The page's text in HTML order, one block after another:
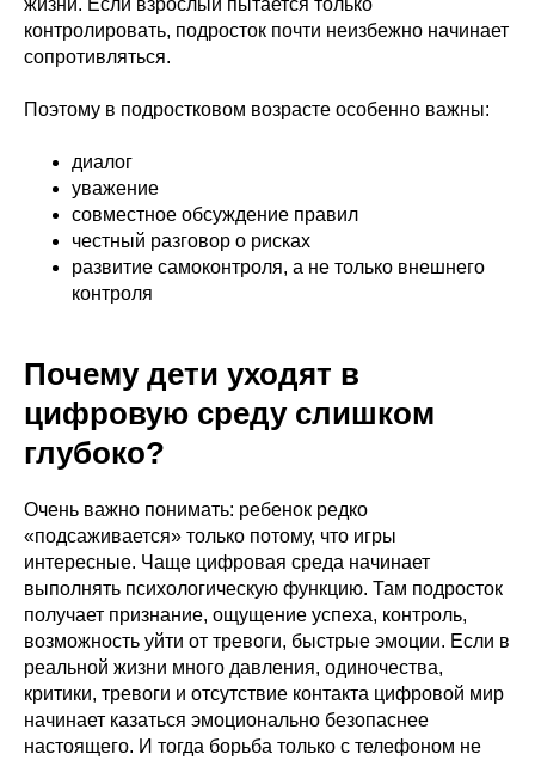
контролировать, подросток почти неизбежно начинает
сопротивляться.
Поэтому в подростковом возрасте особенно важны:
диалог
уважение
совместное обсуждение правил
честный разговор о рисках
развитие самоконтроля, а не только внешнего
контроля
Почему дети уходят в
цифровую среду слишком
глубоко?
Очень важно понимать: ребенок редко
«подсаживается» только потому, что игры
интересные. Чаще цифровая среда начинает
выполнять психологическую функцию. Там подросток
получает признание, ощущение успеха, контроль,
возможность уйти от тревоги, быстрые эмоции. Если в
реальной жизни много давления, одиночества,
критики, тревоги и отсутствие контакта цифровой мир
начинает казаться эмоционально безопаснее
настоящего. И тогда борьба только с телефоном не